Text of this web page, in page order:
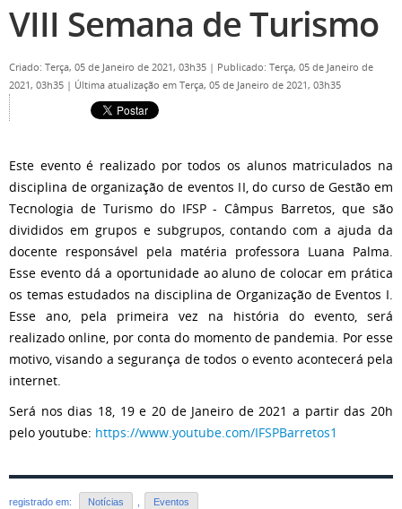
VIII Semana de Turismo
Criado: Terça, 05 de Janeiro de 2021, 03h35 | Publicado: Terça, 05 de Janeiro de
2021, 03h35 | Última atualização em Terça, 05 de Janeiro de 2021, 03h35
Este evento é realizado por todos os alunos matriculados na
disciplina de organização de eventos II, do curso de Gestão em
Tecnologia de Turismo do IFSP - Câmpus Barretos, que são
divididos em grupos e subgrupos, contando com a ajuda da
docente responsável pela matéria professora Luana Palma.
Esse evento dá a oportunidade ao aluno de colocar em prática
os temas estudados na disciplina de Organização de Eventos I.
Esse ano, pela primeira vez na história do evento, será
realizado online, por conta do momento de pandemia. Por esse
motivo, visando a segurança de todos o evento acontecerá pela
internet.
Será nos dias 18, 19 e 20 de Janeiro de 2021 a partir das 20h
pelo youtube: https://www.youtube.com/IFSPBarretos1
registrado em: Notícias Eventos